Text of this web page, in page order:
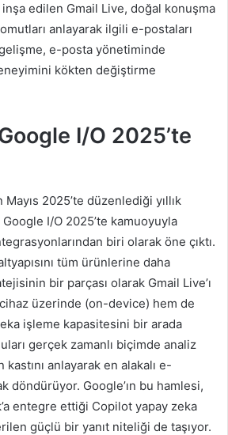
edilen Gmail Live, doğal konuşma
anlayarak ilgili e-postaları
e-posta yönetiminde
kökten değiştirme
I/O 2025’te
Mayıs 2025’te düzenlediği yıllık
I/O 2025’te kamuoyuyla
biri olarak öne çıktı.
tüm ürünlerine daha
bir parçası olarak Gmail Live’ı
üzerinde (on-device) hem de
işleme kapasitesini bir arada
gerçek zamanlı biçimde analiz
kastını anlayarak en alakalı e-
döndürüyor. Google’ın bu hamlesi,
entegre ettiği Copilot yapay zeka
güçlü bir yanıt niteliği de taşıyor.